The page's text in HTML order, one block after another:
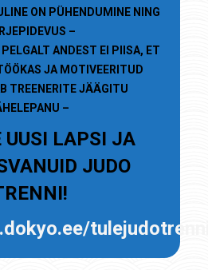
ON PÜHENDUMINE NING
–
ANDEST EI PIISA, ET
JA MOTIVEERITUD
TREENERITE JÄÄGITU
–
UUSI LAPSI JA
JUDO